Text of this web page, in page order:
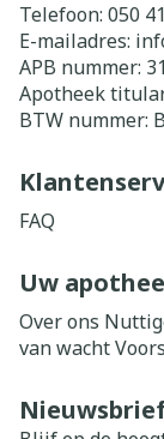
Telefoon: 050
E-mailadres:
APB nummer:
Apotheek
BTW nummer:
FAQ
Uw
Over ons
van wacht